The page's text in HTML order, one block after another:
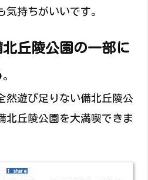
持ちがいいです。
丘陵公園の一部に
。
然遊び足りない備北丘陵公
北丘陵公園を大満喫できま
1 share